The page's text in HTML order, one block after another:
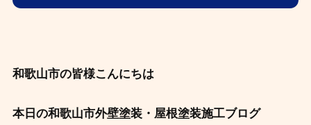
和歌山市の皆様こんにちは
本日の和歌山市外壁塗装・屋根塗装施工ブログ